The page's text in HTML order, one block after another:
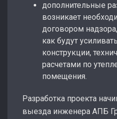
дополнительные
возникает
договором
как будут
конструкции,
расчетами по
помещения.
Разработка проекта
выезда инженера АПБ